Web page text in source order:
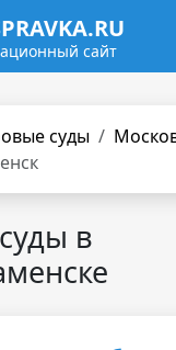
сайт
суды
в